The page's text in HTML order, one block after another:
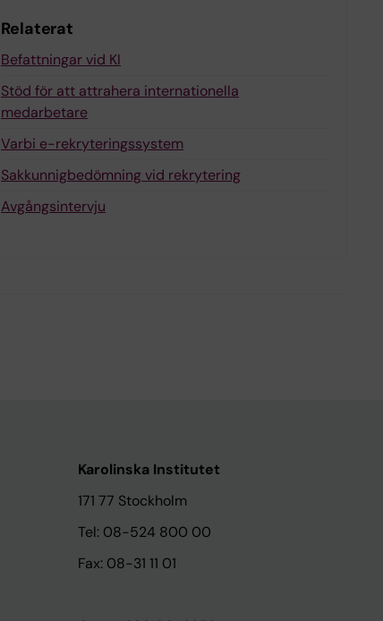
Relaterat
Befattningar vid KI
Stöd för att attrahera internationella
medarbetare
Varbi e-rekryteringssystem
Sakkunnigbedömning vid rekrytering
Avgångsintervju
Karolinska Institutet
171 77 Stockholm
Tel: 08-524 800 00
Fax: 08-31 11 01